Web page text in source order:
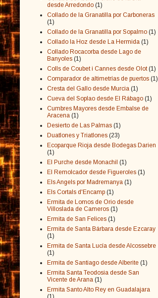
desde Arredondo (1)
Collado de la Granatilla por Carboneras
(1)
Collado de la Granatilla por Sopalmo (1)
Collado la Hoz desde La Hermida (1)
Collado Rocacorba desde Lago de
Banyoles (1)
Colls de Coubet i Cannes desde Olot (1)
Comparador de altimetrías de puertos (1)
Cresta del Gallo desde Murcia (1)
Cueva del Soplao desde El Rábago (1)
Cumbres Mayores desde Embalse de
Aracena (1)
Desierto de Las Palmas (1)
Duatlones y Triatlones (23)
Ecoparque Rioja desde Bodegas Darien
(1)
El Purche desde Monachil (1)
El Remolcador desde Figueroles (1)
Els Angels por Madremanya (1)
Els Cortals d'Encamp (1)
Ermita de Lomos de Orio desde
Villoslada de Cameros (1)
Ermita de San Felices (1)
Ermita de Santa Bárbara desde Ezcaray
(1)
Ermita de Santa Lucía desde Alcossebre
(1)
Ermita de Santiago desde Alberite (1)
Ermita Santa Teodosia desde San
Vicente de Arana (1)
Ermita Santo Alto Rey en Guadalajara
(1)